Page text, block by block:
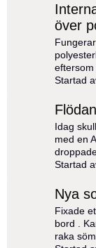
över
Startad
Idag
med en
Startad
Nya
Fixade
bord .
raka